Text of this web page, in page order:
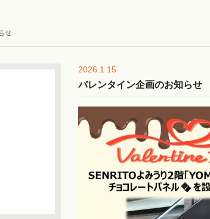
2026.1.15
バレンタイン企画のお知らせ